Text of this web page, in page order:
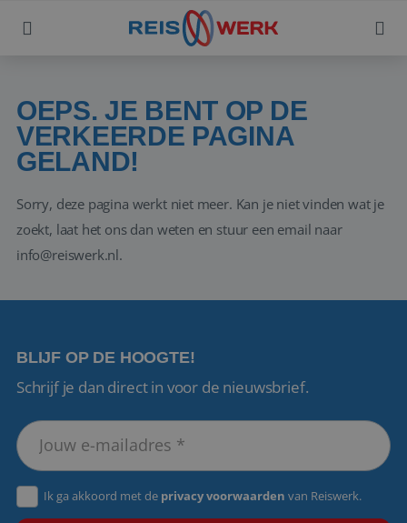
OEPS. JE BENT OP DE
VERKEERDE PAGINA
GELAND!
Sorry, deze pagina werkt niet meer. Kan je niet vinden wat je
zoekt, laat het ons dan weten en stuur een email naar
info@reiswerk.nl.
BLIJF OP DE HOOGTE!
Schrijf je dan direct in voor de nieuwsbrief.
Ik ga akkoord met de privacy voorwaarden van Reiswerk.